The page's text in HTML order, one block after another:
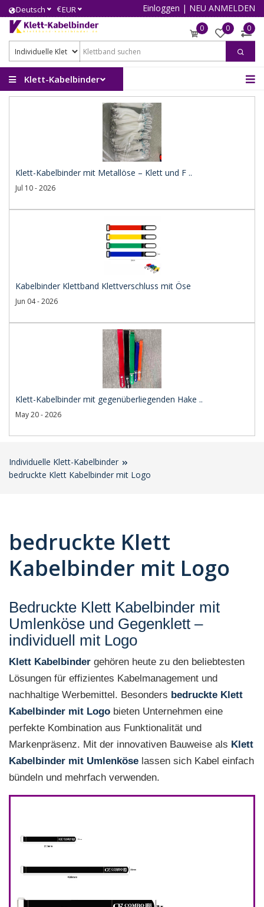
Deutsch €EUR Einloggen | NEU ANMELDEN
0 0 0
Klett-Kabelbinder
Klett-Kabelbinder mit Metallöse – Klett und F ..
Jul 10 - 2026
Kabelbinder Klettband Klettverschluss mit Öse
Jun 04 - 2026
Klett-Kabelbinder mit gegenüberliegenden Hake ..
May 20 - 2026
Individuelle Klett-Kabelbinder
bedruckte Klett Kabelbinder mit Logo
bedruckte Klett
Kabelbinder mit Logo
Bedruckte Klett Kabelbinder mit
Umlenköse und Gegenklett –
individuell mit Logo
Klett Kabelbinder gehören heute zu den beliebtesten
Lösungen für effizientes Kabelmanagement und
nachhaltige Werbemittel. Besonders bedruckte Klett
Kabelbinder mit Logo bieten Unternehmen eine
perfekte Kombination aus Funktionalität und
Markenpräsenz. Mit der innovativen Bauweise als Klett
Kabelbinder mit Umlenköse lassen sich Kabel einfach
bündeln und mehrfach verwenden.